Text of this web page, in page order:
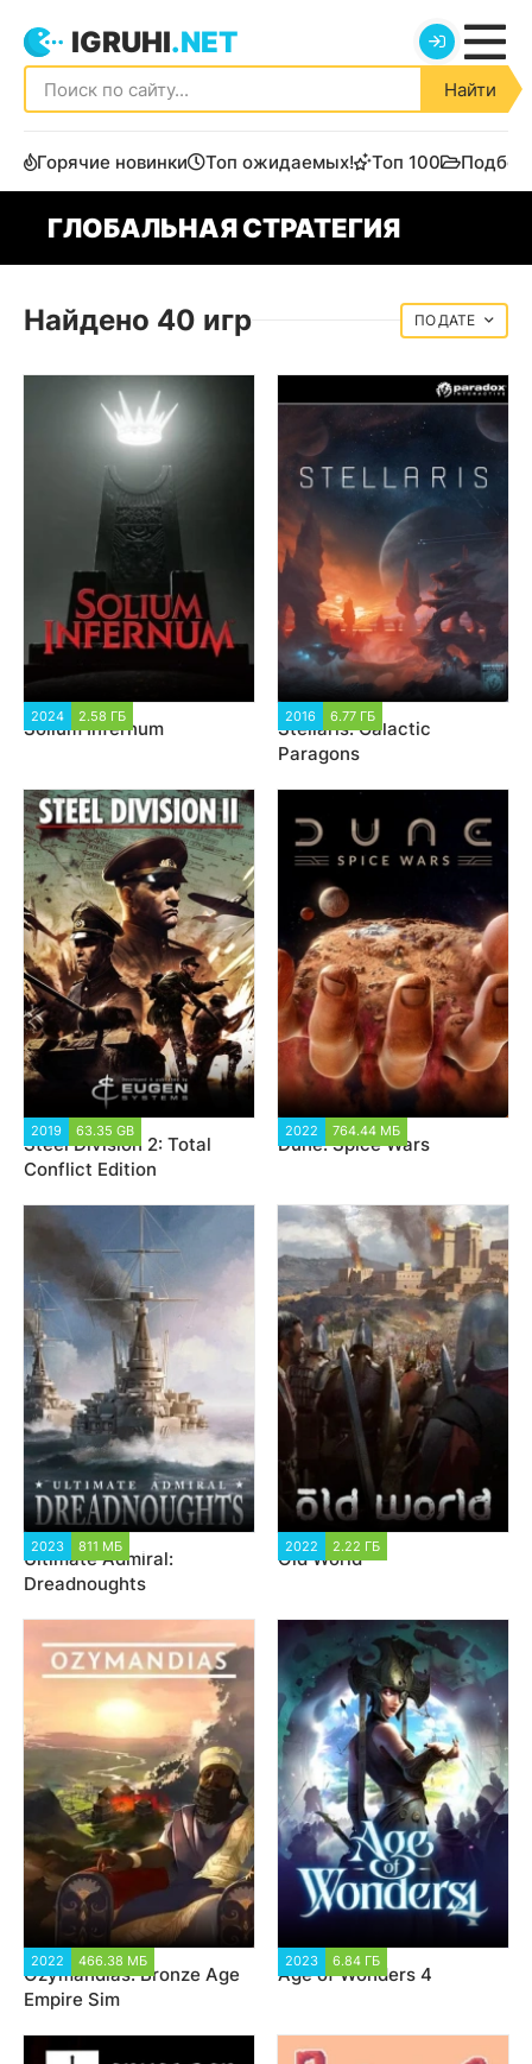
IGRUHI.NET
Найти
Горячие новинки Топ ожидаемых! Топ 100
ГЛОБАЛЬНАЯ СТРАТЕГИЯ
Найдено 40 игр ДАТЕ
2024 2.58 ГБ
Solium Infernum
2016 6.77 ГБ
Stellaris: Galactic
Paragons
2019 63.35 GB
Steel Division 2: Total
Conflict Edition
2022 764.44 МБ
Dune: Spice Wars
2023 811 МБ
Ultimate Admiral:
Dreadnoughts
2022 2.22 ГБ
Old World
2022 466.38 МБ
Ozymandias: Bronze Age
Empire Sim
2023 6.84 ГБ
Age of Wonders 4